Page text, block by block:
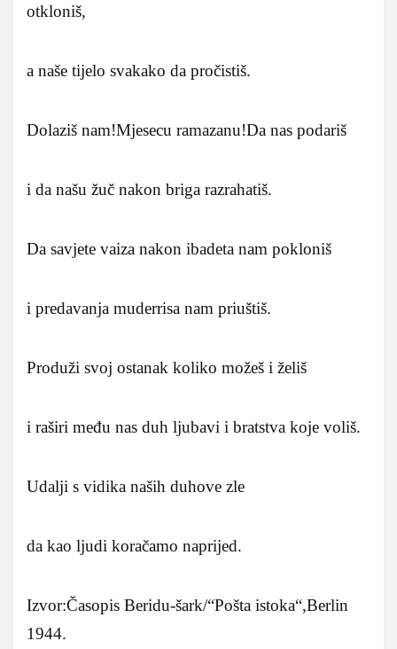
otkloniš,
a naše tijelo svakako da pročistiš.
Dolaziš nam!Mjesecu ramazanu!Da nas podariš
i da našu žuč nakon briga razrahatiš.
Da savjete vaiza nakon ibadeta nam pokloniš
i predavanja muderrisa nam priuštiš.
Produži svoj ostanak koliko možeš i želiš
i raširi među nas duh ljubavi i bratstva koje voliš.
Udalji s vidika naših duhove zle
da kao ljudi koračamo naprijed.
Izvor:Časopis Beridu-šark/“Pošta istoka“,Berlin
1944.